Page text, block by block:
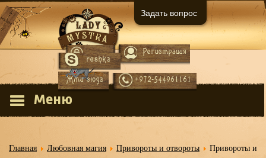
Вход Регистрация
Жми сюда +972-544961161
reshka
Меню
Главная Любовная магия Привороты и отвороты
Привороты и
Задать вопрос